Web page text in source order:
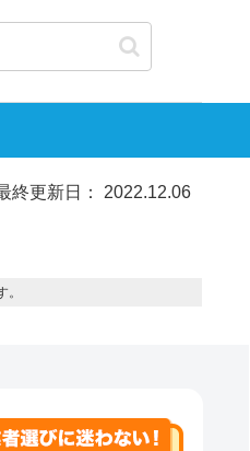
終更新日： 2022.12.06